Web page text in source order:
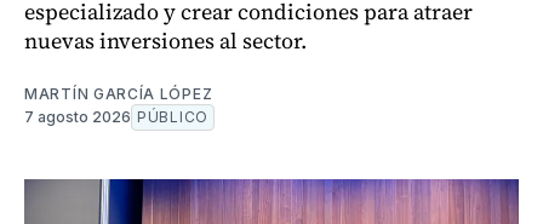
especializado y crear condiciones para atraer
nuevas inversiones al sector.
MARTÍN GARCÍA LÓPEZ
7 agosto 2026 PÚBLICO